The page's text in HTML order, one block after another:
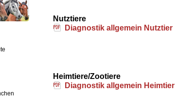
Nutztiere
Diagnostik allgemein Nutztier
Heimtiere/Zootiere
Diagnostik allgemein Heimtier